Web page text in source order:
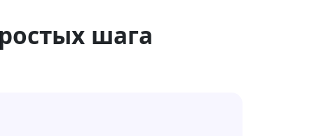
шага